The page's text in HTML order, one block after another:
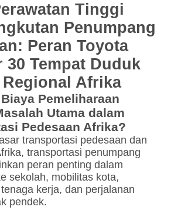
Tinggi
Penumpang
Peran Toyota
30 Tempat Duduk
Afrika
Pemeliharaan
Utama dalam
Pedesaan Afrika?
transportasi pedesaan dan
transportasi penumpang
peran penting dalam
sekolah, mobilitas kota,
kerja, dan perjalanan
pendek.